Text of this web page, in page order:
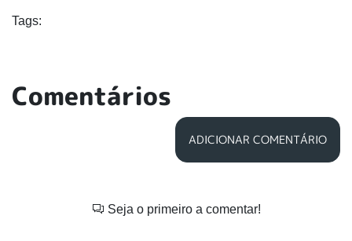
Tags:
Comentários
ADICIONAR COMENTÁRIO
Seja o primeiro a comentar!